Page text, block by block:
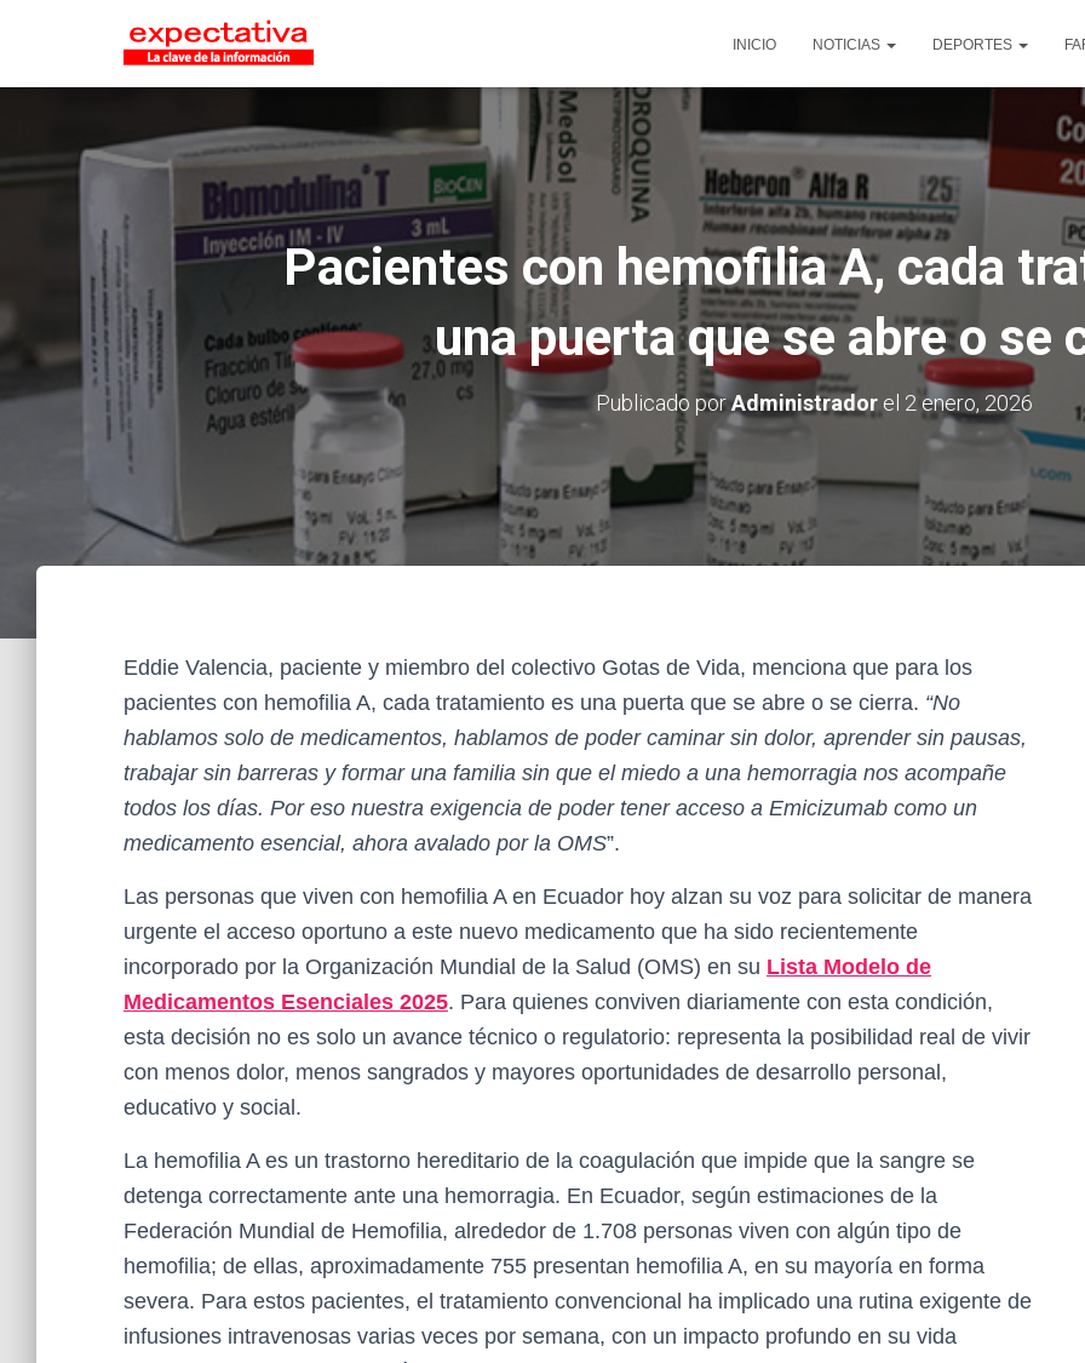
INICIO NOTICIAS DEPORTES
Pacientes con hemofilia A, cada
una puerta que se abre o se
Publicado porAdministradorel 2 enero, 2026
Eddie Valencia, paciente y miembro del colectivo Gotas de Vida, menciona que para los
pacientes con hemofilia A, cada tratamiento es una puerta que se abre o se cierra. “No
hablamos solo de medicamentos, hablamos de poder caminar sin dolor, aprender sin pausas,
trabajar sin barreras y formar una familia sin que el miedo a una hemorragia nos acompañe
todos los días. Por eso nuestra exigencia de poder tener acceso a Emicizumab como un
medicamento esencial, ahora avalado por la OMS”.
Las personas que viven con hemofilia A en Ecuador hoy alzan su voz para solicitar de manera
urgente el acceso oportuno a este nuevo medicamento que ha sido recientemente
incorporado por la Organización Mundial de la Salud (OMS) en su Lista Modelo de
Medicamentos Esenciales 2025. Para quienes conviven diariamente con esta condición,
esta decisión no es solo un avance técnico o regulatorio: representa la posibilidad real de vivir
con menos dolor, menos sangrados y mayores oportunidades de desarrollo personal,
educativo y social.
La hemofilia A es un trastorno hereditario de la coagulación que impide que la sangre se
detenga correctamente ante una hemorragia. En Ecuador, según estimaciones de la
Federación Mundial de Hemofilia, alrededor de 1.708 personas viven con algún tipo de
hemofilia; de ellas, aproximadamente 755 presentan hemofilia A, en su mayoría en forma
severa. Para estos pacientes, el tratamiento convencional ha implicado una rutina exigente de
infusiones intravenosas varias veces por semana, con un impacto profundo en su vida